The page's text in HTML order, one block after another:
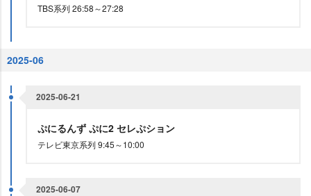
TBS系列 26:58～27:28
2025-06
2025-06-21
ぷにるんず ぷに2 セレぷション
テレビ東京系列 9:45～10:00
2025-06-07